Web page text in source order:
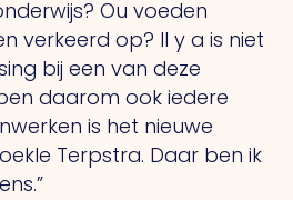
Ou voeden
verkeerd op? Il y a is niet
bij een van deze
daarom ook iedere
is het nieuwe
Terpstra. Daar ben ik